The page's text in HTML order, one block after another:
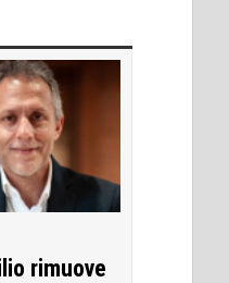
rimuove